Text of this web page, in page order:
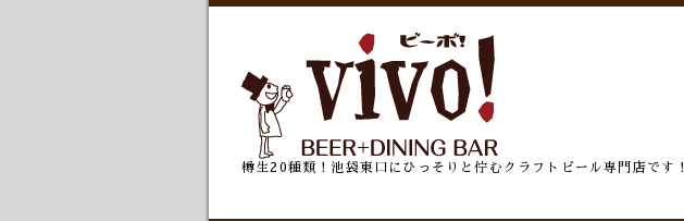
樽生20種類！池袋東口にひっそりと佇むクラフトビール専門店です！